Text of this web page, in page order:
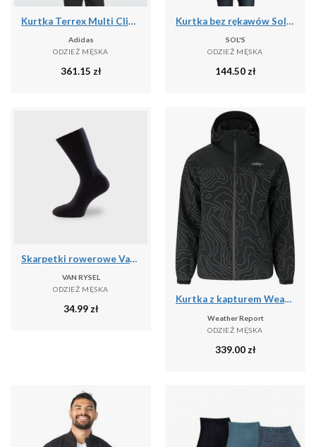
Kurtka Terrex Multi Climawarm Fleece
Adidas
ODZIEŻ MĘSKA
361.15 zł
Kurtka bez rękawów Sol's Factor Bw
SOL'S
ODZIEŻ MĘSKA
144.50zł
Skarpetki rowerowe Van Rysel 500 zimowe
VAN RYSEL
ODZIEŻ MĘSKA
34.99zł
Kurtka z kapturem Weather Report Delton Aop AWG W-PRO 15000
Weather Report
ODZIEŻ MĘSKA
339.00 zł